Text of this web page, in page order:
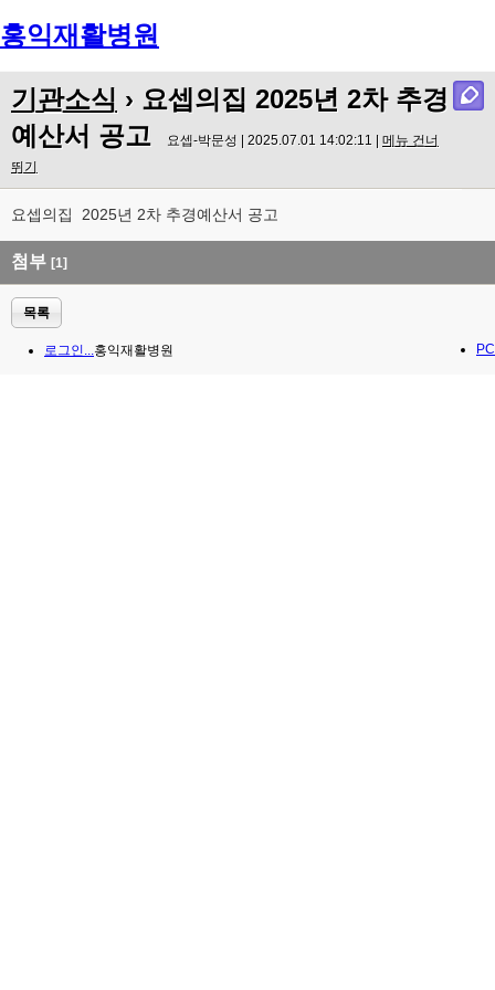
홍익재활병원
Menu
기관소식 › 요셉의집 2025년 2차 추경
예산서 공고
요셉-박문성 | 2025.07.01 14:02:11 | 메뉴 건너
뛰기
요셉의집 2025년 2차 추경예산서 공고
첨부 [1]
목록
로그인... PC
홍익재활병원